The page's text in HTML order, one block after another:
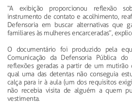
“A exibição proporcionou reflexão
instrumento de contato e acolhimento,
Defensoria em buscar alternativas que
familiares às mulheres encarceradas”,
O documentário foi produzido pela
Comunicação da Defensoria Pública
reflexões geradas a partir de um mutirão
qual uma das detentas não conseguia
calça para ir à aula (um dos requisitos
não recebia visita de alguém a quem
vestimenta.